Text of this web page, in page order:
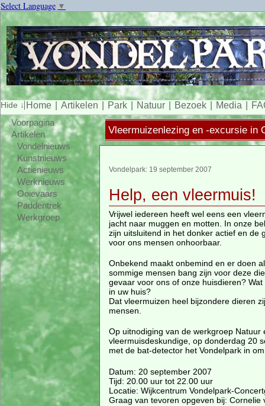
Select Language ▼
Home Artikelen Park Natuur Bezoek Media
Voorpagina
Artikelen
Vondelnieuws
Kunstnieuws
Actienieuws
Werknieuws
Ooievaars
Paddentrek
Werkgroep
Vleermuizenlezing en -excursie in
Vondelpark: 19 september 2007
Help, een vleermuis!
Vrijwel iedereen heeft wel eens een
jacht naar muggen en motten. In onze
zijn uitsluitend in het donker actief en de
voor ons mensen onhoorbaar.
Onbekend maakt onbemind en er doen
sommige mensen bang zijn voor deze
gevaar voor ons of onze huisdieren?
in uw huis?
Dat vleermuizen heel bijzondere dieren
mensen.
Op uitnodiging van de werkgroep
vleermuisdeskundige, op donderdag 20
met de bat-detector het Vondelpark in
Datum: 20 september 2007
Tijd: 20.00 uur tot 22.00 uur
Locatie: Wijkcentrum Vondelpark-
Graag van tevoren opgeven bij: